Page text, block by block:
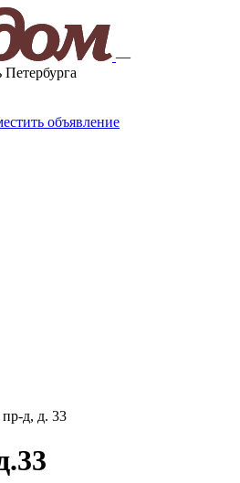
—
объявление
д, д. 33